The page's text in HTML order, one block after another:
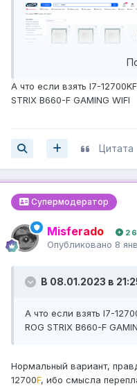
Тут надо всю
13600K+, а это уже в
А что если взять I7-
STRIX B660-F GAMING WIFI
Цитата
Супермодератор
Misferado 2
Опубликовано 8
В 08.01.2023 в
А что если взять I7-
ROG STRIX B660-F
Нормальный вариант,
12700F, ибо смысла